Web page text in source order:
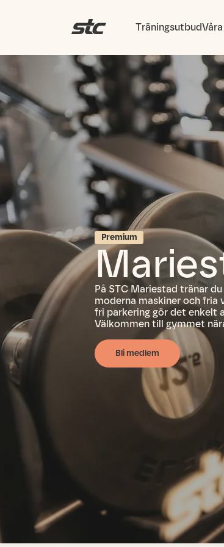
Träningsutbud
Premium
På STC Mariestad tränar
moderna maskiner och
fri parkering gör det enkelt
Välkommen till gymmet
Bli medlem